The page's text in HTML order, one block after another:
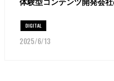
体験型コンテンツ開発会
DIGITAL
2025/6/13